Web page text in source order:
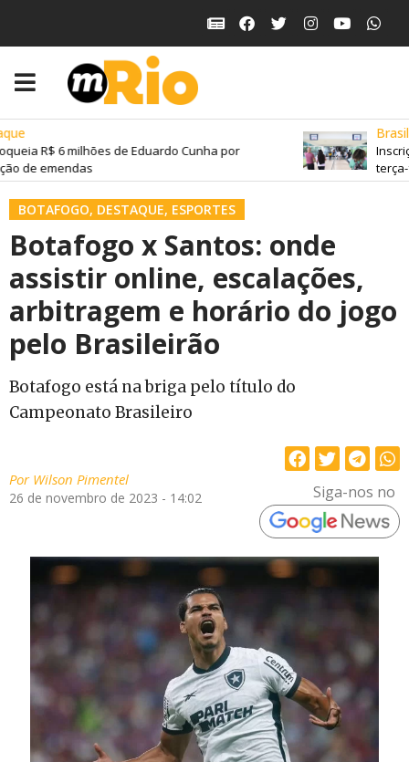
R$ 6 milhões de Eduardo Cunha por
de emendas
Brasil
terça-
BOTAFOGO, DESTAQUE, ESPORTES
Botafogo x Santos: onde
assistir online, escalações,
arbitragem e horário do jogo
pelo Brasileirão
Botafogo está na briga pelo título do
Campeonato Brasileiro
PorWilson Pimentel
26 de novembro de 2023 - 14:02 Siga-nos no